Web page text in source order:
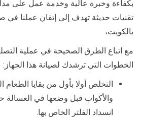
تقنيات حديثة تهدف إلى إتقان عملنا في
بالكويت،
مع اتباع الطرق الصحيحة في عملية
الخطوات التي ترشدك لصيانة هذا الجهاز:
التخلص أولا بأول من بقايا
والأكواب قبل وضعها في الغسالة
انسداد الفلتر الخاص بها.